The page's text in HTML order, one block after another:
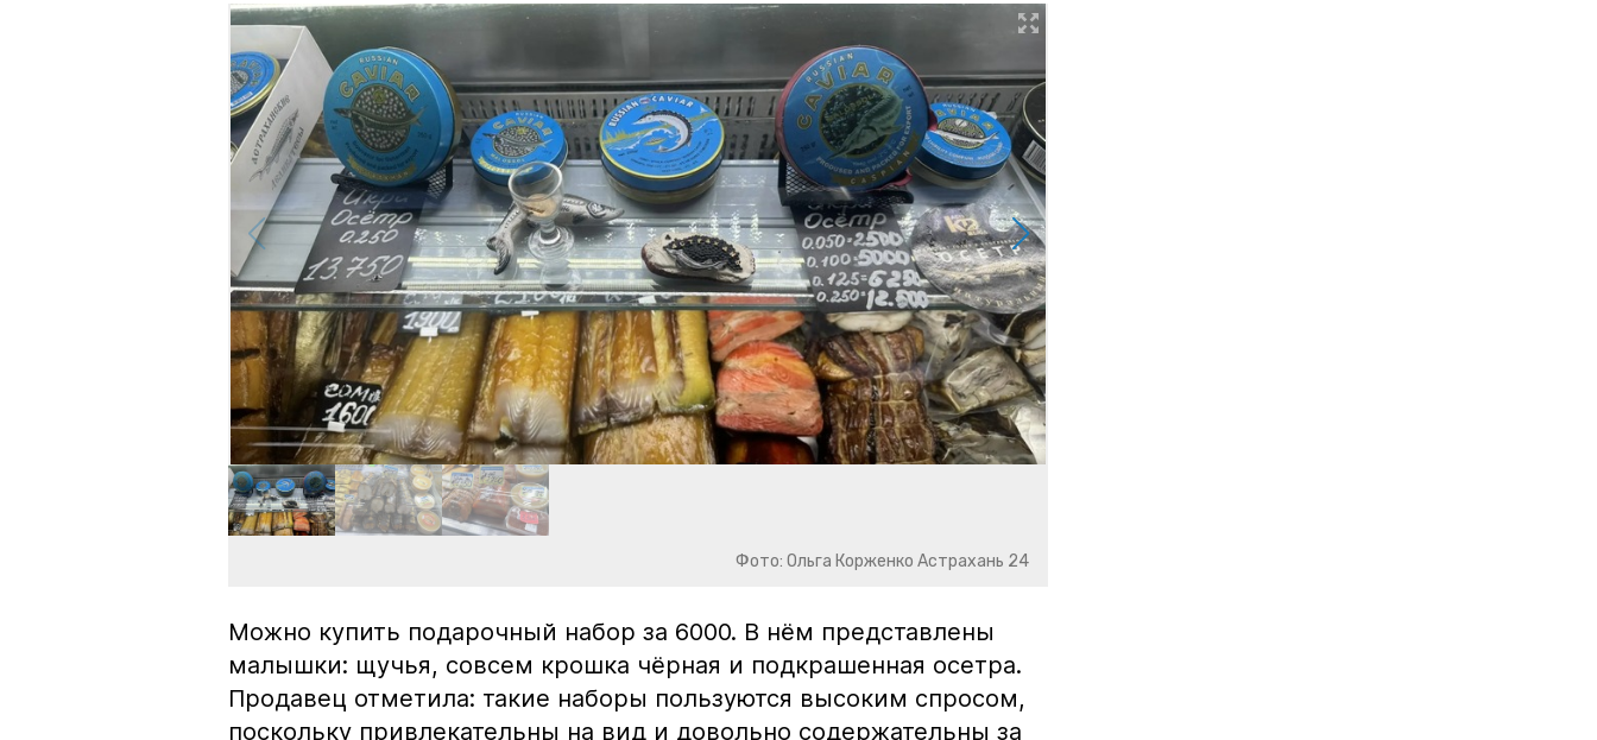
Фото: Ольга Корженко Астрахань 24
Можно купить подарочный набор за 6000. В нём представлены
малышки: щучья, совсем крошка чёрная и подкрашенная осетра.
Продавец отметила: такие наборы пользуются высоким спросом,
поскольку привлекательны на вид и довольно содержательны за